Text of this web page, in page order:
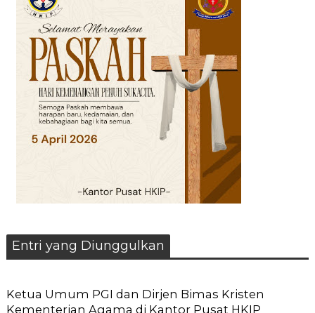
Entri yang Diunggulkan
Ketua Umum PGI dan Dirjen Bimas Kristen
Kementerian Agama di Kantor Pusat HKIP